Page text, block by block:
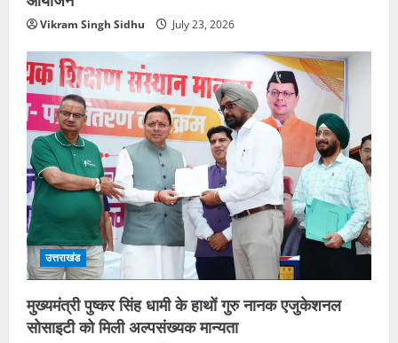
Vikram Singh Sidhu July 23, 2026
उत्तराखंड
मुख्यमंत्री पुष्कर सिंह धामी के हाथों गुरु नानक एजुकेशनल
सोसाइटी को मिली अल्पसंख्यक मान्यता